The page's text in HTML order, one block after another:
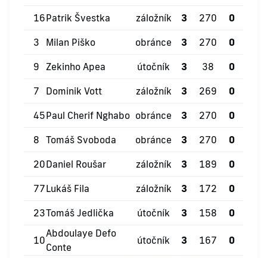
16Patrik Švestka záložník 3 270 0
3 Milan Piško obránce 3 270 0
9 Zekinho Apea útočník 3 38 0
7 Dominik Vott záložník 3 269 0
45Paul Cherif Nghabo obránce 3 270 0
8 Tomáš Svoboda obránce 3 270 0
20Daniel Roušar záložník 3 189 0
77Lukáš Fila záložník 3 172 0
23Tomáš Jedlička útočník 3 158 0
10
Abdoulaye Defo
Conte
útočník 3 167 0